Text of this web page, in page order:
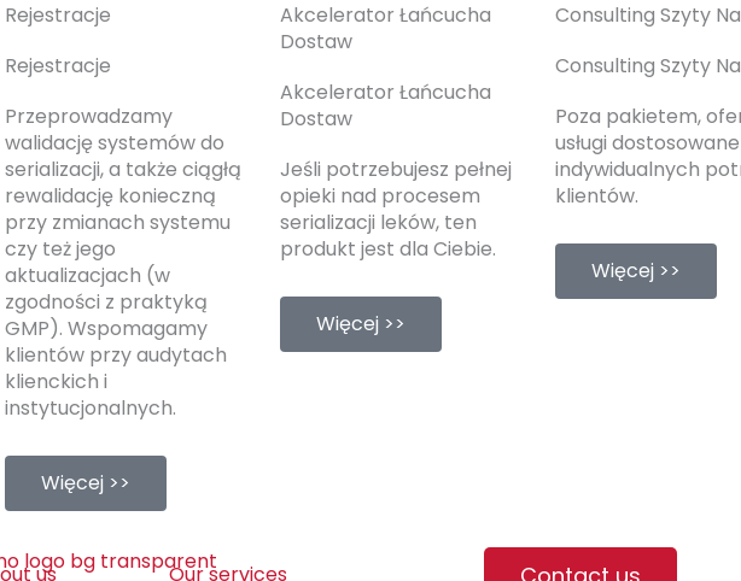
Rejestracje
Rejestracje
Przeprowadzamy
walidację systemów do
serializacji, a także ciągłą
rewalidację konieczną
przy zmianach systemu
czy też jego
aktualizacjach (w
zgodności z praktyką
GMP). Wspomagamy
klientów przy audytach
klienckich i
instytucjonalnych.
Więcej >>
Akcelerator Łańcucha
Dostaw
Akcelerator Łańcucha
Dostaw
Jeśli potrzebujesz pełnej
opieki nad procesem
serializacji leków, ten
produkt jest dla Ciebie.
Więcej >>
Consulting Szyty
Consulting Szyty
Poza pakietem,
usługi
indywidualnych
klientów.
Więcej >>
us Our services